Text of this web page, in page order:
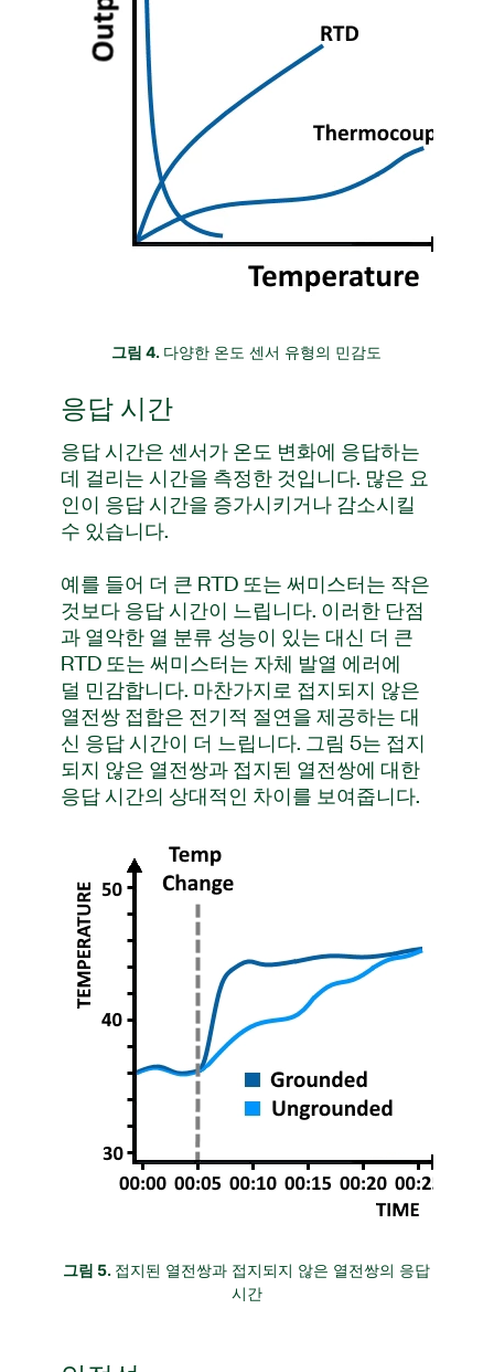
그림 4. 다양한 온도 센서 유형의 민감도
응답 시간
응답 시간은 센서가 온도 변화에 응답하는
데 걸리는 시간을 측정한 것입니다. 많은 요
인이 응답 시간을 증가시키거나 감소시킬
수 있습니다.
예를 들어 더 큰 RTD 또는 써미스터는 작은
것보다 응답 시간이 느립니다. 이러한 단점
과 열악한 열 분류 성능이 있는 대신 더 큰
RTD 또는 써미스터는 자체 발열 에러에
덜 민감합니다. 마찬가지로 접지되지 않은
열전쌍 접합은 전기적 절연을 제공하는 대
신 응답 시간이 더 느립니다. 그림 5는 접지
되지 않은 열전쌍과 접지된 열전쌍에 대한
응답 시간의 상대적인 차이를 보여줍니다.
그림 5. 접지된 열전쌍과 접지되지 않은 열전쌍의 응답
시간